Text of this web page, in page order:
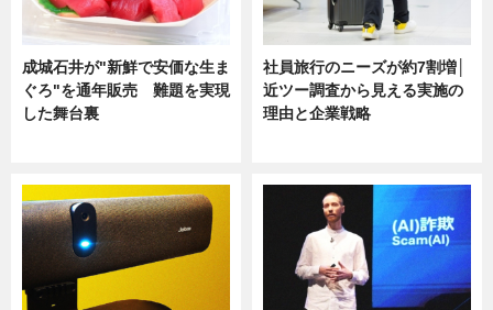
成城石井が"新鮮で安価な生ま
ぐろ"を通年販売 難題を実現
した舞台裏
社員旅行のニーズが約7割増│
近ツー調査から見える実施の
理由と企業戦略